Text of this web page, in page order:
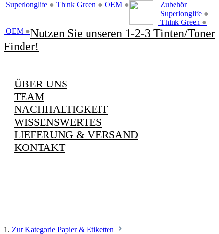
Superlonglife ● Think Green ● OEM ●
Zubehör
Superlonglife ●
Think Green ●
OEM ●Nutzen Sie unseren 1-2-3 Tinten/Toner
Finder!
ÜBER UNS
TEAM
NACHHALTIGKEIT
WISSENSWERTES
LIEFERUNG & VERSAND
KONTAKT
1. Zur Kategorie Papier & Etiketten